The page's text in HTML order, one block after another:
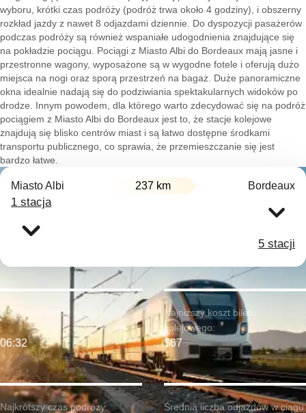
wyboru, krótki czas podróży (podróż trwa około 4 godziny), i obszerny
rozkład jazdy z nawet 8 odjazdami dziennie. Do dyspozycji pasażerów
podczas podróży są również wspaniałe udogodnienia znajdujące się
na pokładzie pociągu. Pociągi z Miasto Albi do Bordeaux mają jasne i
przestronne wagony, wyposażone są w wygodne fotele i oferują dużo
miejsca na nogi oraz sporą przestrzeń na bagaż. Duże panoramiczne
okna idealnie nadają się do podziwiania spektakularnych widoków po
drodze. Innym powodem, dla którego warto zdecydować się na podróż
pociągiem z Miasto Albi do Bordeaux jest to, że stacje kolejowe
znajdują się blisko centrów miast i są łatwo dostępne środkami
transportu publicznego, co sprawia, że przemieszczanie się jest
bardzo łatwe.
Miasto Albi 237 km Bordeaux
1 stacja
5 stacji
Najkrótszy czas podróży:
Najwcześniejszy wyjazd:
06:32
Najniższy koszt biletu
kolejowego:
$67
Średnia liczba odjazdów w ciągu